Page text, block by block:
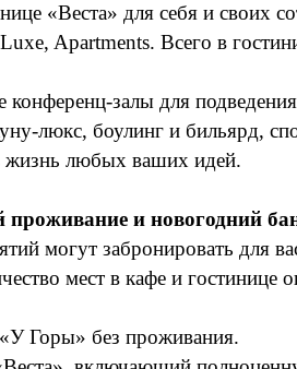
«Веста» для себя и своих
Apartments. Всего в
залы для
люкс, боулинг и бильярд,
жизнь любых ваших идей.
и новогодний
могут забронировать для
мест в кафе и гостинице
Горы» без проживания.